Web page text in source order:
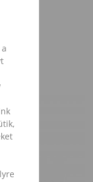
etetési